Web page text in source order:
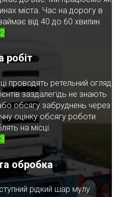
міста. Час на дорогу в
від 40 до 60 хвилин.
2
робіт
проводять ретельний огляд
заздалегідь не знають
обсягу забруднень через
оцінку обсягу роботи
на місці.
3
обробка
рідкий шар мулу